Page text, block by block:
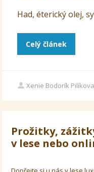
Had, éterický olej,
Celý článek
Xenie Bodorík Pilíkova
Prožitky,
v lese nebo